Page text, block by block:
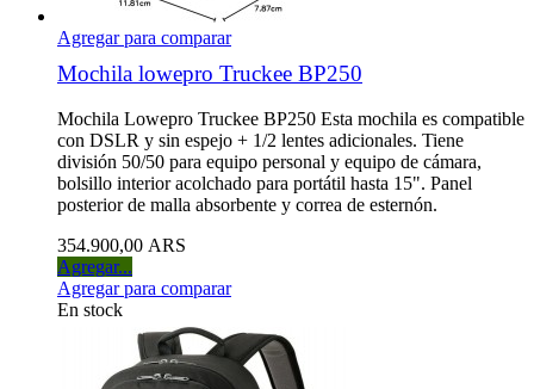
Agregar para comparar
Mochila lowepro Truckee BP250
Mochila Lowepro Truckee BP250 Esta mochila es compatible
con DSLR y sin espejo + 1/2 lentes adicionales. Tiene
división 50/50 para equipo personal y equipo de cámara,
bolsillo interior acolchado para portátil hasta 15". Panel
posterior de malla absorbente y correa de esternón.
354.900,00 ARS
Agregar...
Agregar para comparar
En stock